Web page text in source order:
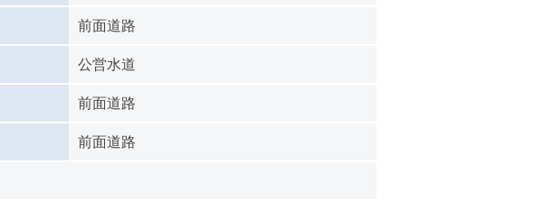
前面道路
公営水道
前面道路
前面道路